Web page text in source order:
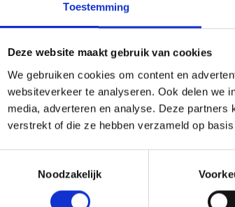
Toestemming
Deze website maakt gebruik van cookies
We gebruiken cookies om content en
websiteverkeer te analyseren. Ook delen we
media, adverteren en analyse. Deze partners
verstrekt of die ze hebben verzameld op
Noodzakelijk
borduurgarens.
mini-monster telpakket. Het patroon bevat enkel
stokje en lijmpunt om het ontwerp af te maken,
links naar instructievideo's en een dikke
een volwassene vereist).